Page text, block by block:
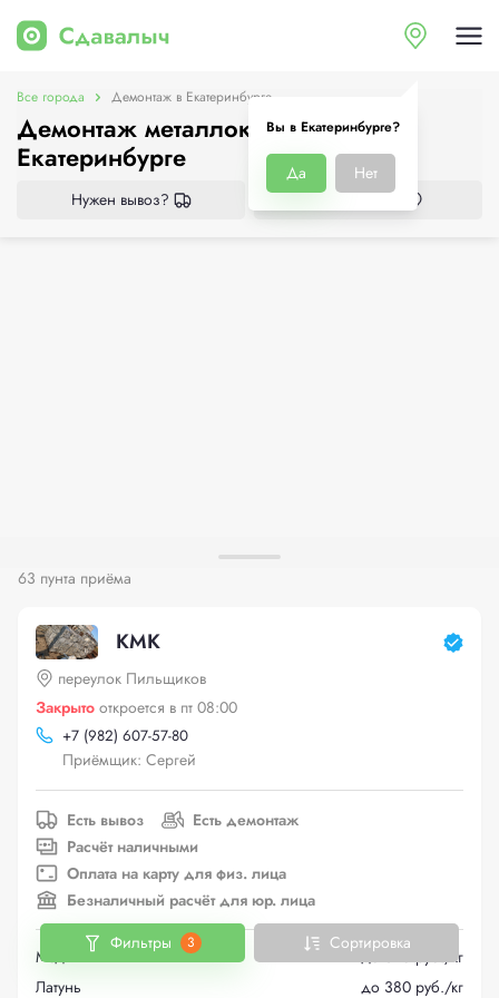
Вы в Екатеринбурге?
Да Нет
Все города Демонтаж в Екатеринбурге
Демонтаж металлоконструкций в
Екатеринбурге
Нужен вывоз? Все приёмки
63 пунта приёма
КМК
переулок Пильщиков
Закрыто откроется в пт 08:00
+7 (982) 607-57-80
Приёмщик: Сергей
Есть вывоз
Есть демонтаж
Расчёт наличными
Оплата на карту для физ. лица
Безналичный расчёт для юр. лица
Медь
до 625 руб./кг
Латунь
до 380 руб./кг
Фильтры 3 Сортировка